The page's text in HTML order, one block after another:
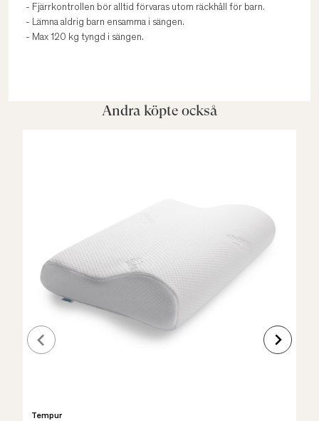
- Fjärrkontrollen bör alltid förvaras utom räckhåll för barn.
- Lämna aldrig barn ensamma i sängen.
- Max 120 kg tyngd i sängen.
Andra köpte också
Tempur